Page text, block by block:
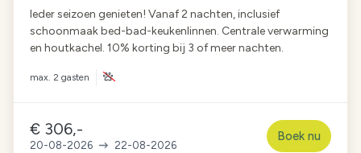
Ieder seizoen genieten! Vanaf 2 nachten, inclusief
schoonmaak bed-bad-keukenlinnen. Centrale verwarming
en houtkachel. 10% korting bij 3 of meer nachten.
max. 2 gasten
€ 306,-
20-08-2026 22-08-2026
Boek nu